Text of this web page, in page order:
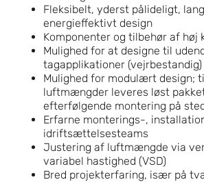
Fleksibelt, yderst pålideligt,
energieffektivt design
Komponenter og tilbehør af høj
Mulighed for at designe til
tagapplikationer (vejrbestandig)
Mulighed for modulært design;
luftmængder leveres løst
efterfølgende montering på
Erfarne monterings-,
idriftsættelsesteams
Justering af luftmængde via
variabel hastighed (VSD)
Bred projekterfaring, især på